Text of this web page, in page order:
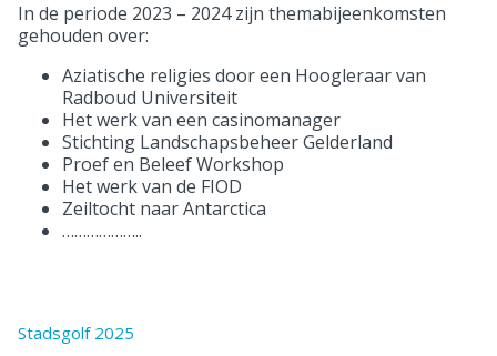
In de periode 2023 – 2024 zijn themabijeenkomsten
gehouden over:
Aziatische religies door een Hoogleraar van
Radboud Universiteit
Het werk van een casinomanager
Stichting Landschapsbeheer Gelderland
Proef en Beleef Workshop
Het werk van de FIOD
Zeiltocht naar Antarctica
………………..
Stadsgolf 2025